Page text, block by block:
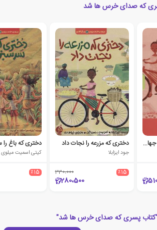
که صدای خرس ها شد
مجموعه بچه های اطراف جهان(۶ جلدی) دختری که مزرعه را نجات داد
جود ایزابلا
٪15 330،000
280،500
دختری که باغ را
کیتی اسمیت میلوی
٪15
"کتاب پسری که صدای خرس ها شد"